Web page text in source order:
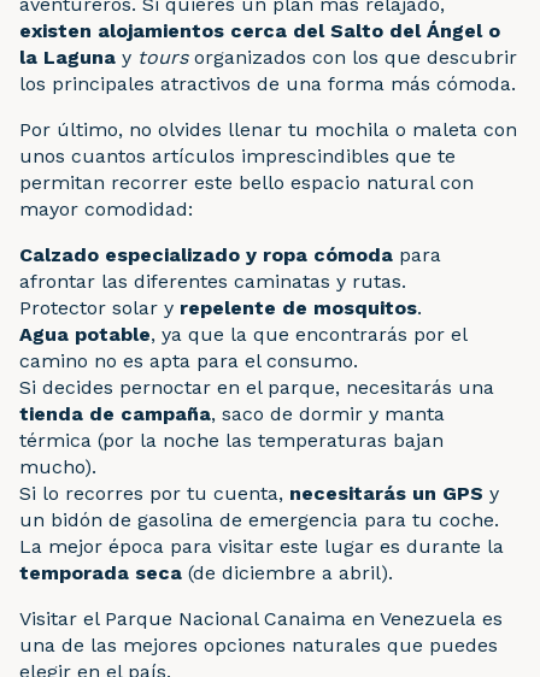
existen alojamientos cerca del Salto del Ángel o
la Laguna y toursorganizados con los que descubrir
los principales atractivos de una forma más cómoda.
Por último, no olvides llenar tu mochila o maleta con
unos cuantos artículos imprescindibles que te
permitan recorrer este bello espacio natural con
mayor comodidad:
Calzado especializado y ropa cómoda para
afrontar las diferentes caminatas y rutas.
Protector solar y repelente de mosquitos.
Agua potable, ya que la que encontrarás por el
camino no es apta para el consumo.
Si decides pernoctar en el parque, necesitarás una
tienda de campaña, saco de dormir y manta
térmica (por la noche las temperaturas bajan
mucho).
Si lo recorres por tu cuenta, necesitarás un GPS y
un bidón de gasolina de emergencia para tu coche.
La mejor época para visitar este lugar es durante la
temporada seca (de diciembre a abril).
Visitar el Parque Nacional Canaima en Venezuela es
una de las mejores opciones naturales que puedes
elegir en el país.